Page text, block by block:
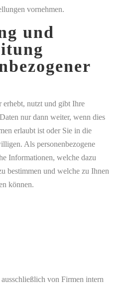
vornehmen.
und
erhebt, nutzt und gibt Ihre
nur dann weiter, wenn dies
erlaubt ist oder Sie in die
Als personenbezogene
Informationen, welche dazu
bestimmen und welche zu Ihnen
können.
von Firmen intern